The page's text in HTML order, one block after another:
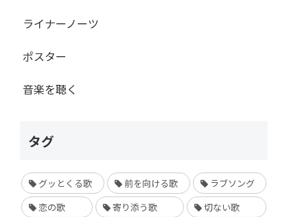
ライナーノーツ
ポスター
音楽を聴く
タグ
グッとくる歌 前を向ける歌
ラブソング
恋の歌
寄り添う歌
切ない歌